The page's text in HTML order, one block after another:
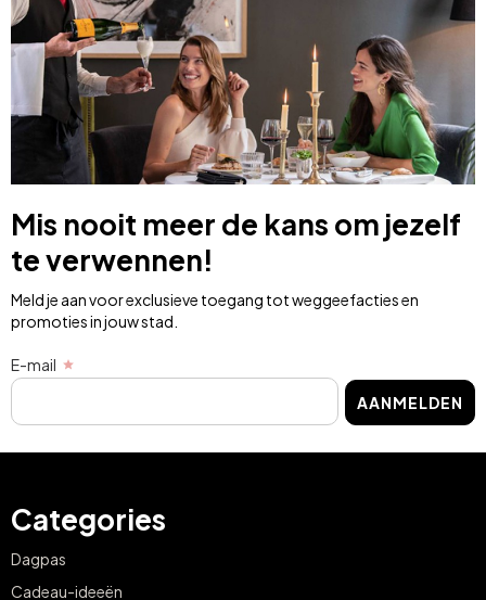
Mis nooit meer de kans om jezelf
te verwennen!
Meld je aan voor exclusieve toegang tot weggeefacties en
promoties in jouw stad.
E-mail
AANMELDEN
Categories
Dagpas
Cadeau-ideeën